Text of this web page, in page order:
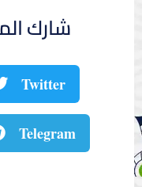
شارك
Twitter
Telegram